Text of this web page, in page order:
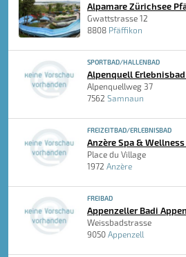
Alpamare Zürichsee
Gwattstrasse 12
8808 Pfäffikon
SPORTBAD/HALLENBAD
Alpenquell
Alpenquellweg 37
7562 Samnaun
FREIZEITBAD/ERLEBNISBAD
Anzère Spa &
Place du Village
1972 Anzère
FREIBAD
Appenzeller Badi
Weissbadstrasse
9050 Appenzell